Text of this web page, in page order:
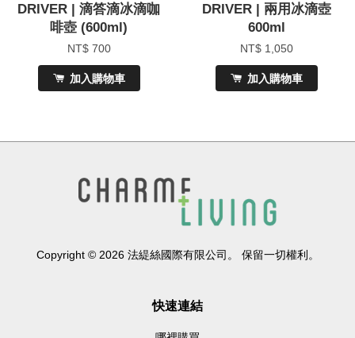
DRIVER | 滴答滴冰滴咖
啡壺 (600ml)
NT$ 700
加入購物車
DRIVER | 兩用冰滴壺
600ml
NT$ 1,050
加入購物車
Copyright © 2026 法緹絲國際有限公司。 保留一切權利。
快速連結